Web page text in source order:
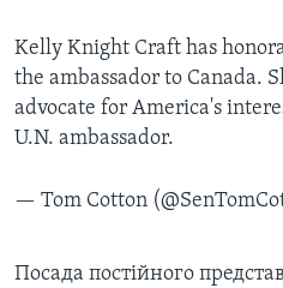
Kelly Knight Craft has
the ambassador to Canada.
advocate for America's
U.N. ambassador.
— Tom Cotton
Посада постійного